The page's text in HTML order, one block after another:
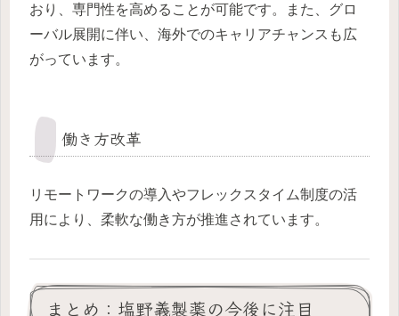
おり、専門性を高めることが可能です。また、グロ
ーバル展開に伴い、海外でのキャリアチャンスも広
がっています。
働き方改革
リモートワークの導入やフレックスタイム制度の活
用により、柔軟な働き方が推進されています。
まとめ：塩野義製薬の今後に注目